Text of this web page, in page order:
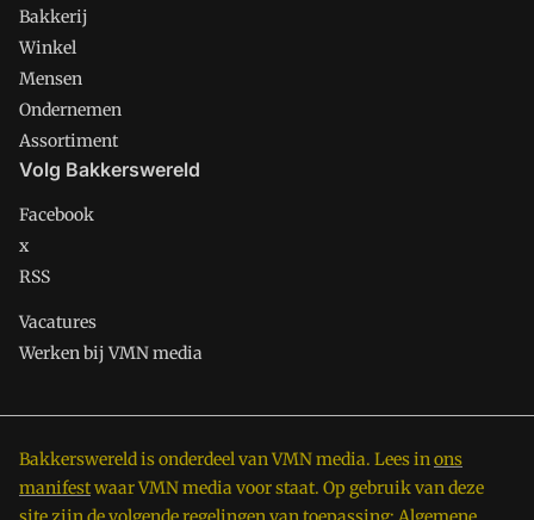
Bakkerij
Winkel
Mensen
Ondernemen
Assortiment
Volg Bakkerswereld
Facebook
x
RSS
Vacatures
Werken bij VMN media
Bakkerswereld is onderdeel van VMN media. Lees inons
manifestwaar VMN media voor staat. Op gebruik van deze